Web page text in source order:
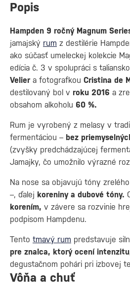
Popis
Hampden 9 ročný Magnum
jamajský rum z destilérie
ako súčasť umeleckej kolekcie
edícia č. 3 v spolupráci s
Velier a fotografkou Cristina de
destilovaný bol v roku 2016 a
obsahom alkoholu 60 %.
Rum je vyrobený z melasy v
fermentáciou – bez
(zvyšky predchádzajúcej
Jamajky, čo umožnilo výrazné
Na nose sa objavujú tóny
–, ďalej koreniny a dubové tóny.
korením, v závere sa rozvinie
podpisom Hampdenu.
Tento tmavý rum predstavuje
pre znalca, ktorý ocení
degustačnom pohári pri izbovej
Vôňa a chuť